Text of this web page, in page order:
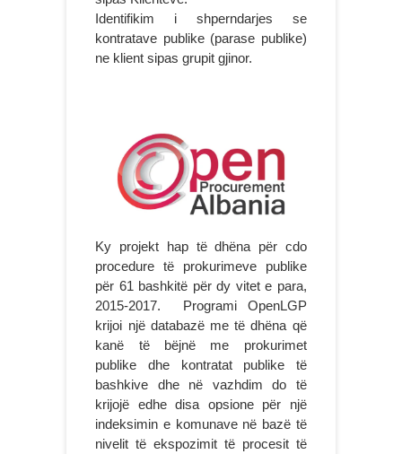
Identifikim i shperndarjes se
kontratave publike (parase publike)
ne klient sipas grupit gjinor.
Ky projekt hap të dhëna për cdo
procedure të prokurimeve publike
për 61 bashkitë për dy vitet e para,
2015-2017. Programi OpenLGP
krijoi një databazë me të dhëna që
kanë të bëjnë me prokurimet
publike dhe kontratat publike të
bashkive dhe në vazhdim do të
krijojë edhe disa opsione për një
indeksimin e komunave në bazë të
nivelit të ekspozimit të procesit të